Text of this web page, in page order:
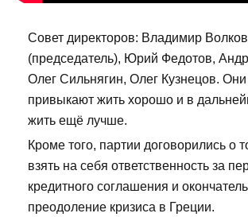
Совет директоров: Владимир Волков
(председатель), Юрий Федотов,
Олег Сильнягин, Олег Кузнецов.
привыкают жить хорошо и в
жить ещё лучше.
Кроме того, партии договорились о
взять на себя ответственность за
кредитного соглашения и
преодоление кризиса в Греции.